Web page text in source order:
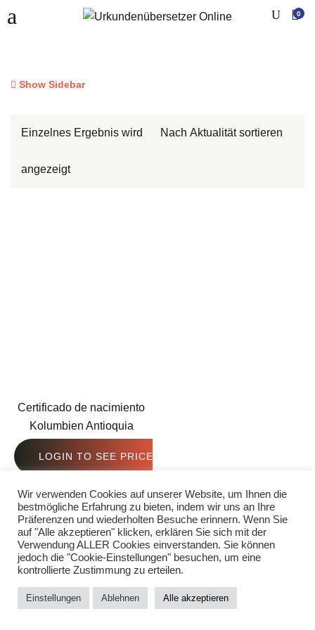
0
Show Sidebar
Einzelnes Ergebnis wird
angezeigt
Certificado de nacimiento
Kolumbien Antioquia
LOGIN TO SEE PRICE
0
Wir verwenden Cookies auf unserer Website, um Ihnen die
bestmögliche Erfahrung zu bieten, indem wir uns an Ihre
Präferenzen und wiederholten Besuche erinnern. Wenn Sie
auf "Alle akzeptieren" klicken, erklären Sie sich mit der
Verwendung ALLER Cookies einverstanden. Sie können
jedoch die "Cookie-Einstellungen" besuchen, um eine
kontrollierte Zustimmung zu erteilen.
Einstellungen Ablehnen Alle akzeptieren